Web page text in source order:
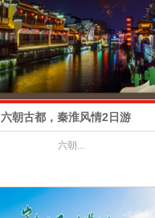
六朝古都，秦淮风情2日游
六朝...